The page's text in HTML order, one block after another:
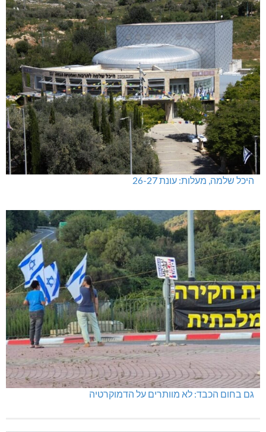
היכל שלמה, מעלות: עונת 26-27
גם בחום הכבד: לא מוותרים על הדמוקרטיה